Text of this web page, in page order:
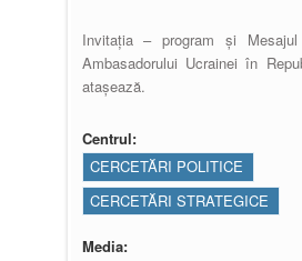
Invitația – program și
Ambasadorului Ucrainei în
atașează.
Centrul:
CERCETĂRI POLITICE
CERCETĂRI STRATEGICE
Media: